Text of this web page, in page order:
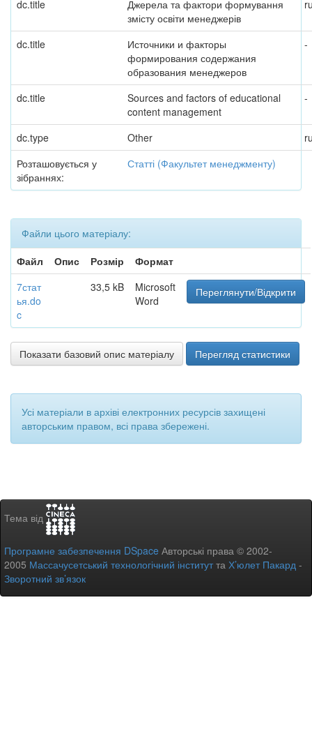
dc.title
Джерела та фактори формування
змісту освіти менеджерів
dc.title
Источники и факторы
формирования содержания
образования менеджеров
-
dc.title
Sources and factors of educational
content management
-
dc.type Other
Розташовується у
зібраннях:
Статті (Факультет менеджменту)
Файли цього матеріалу:
Файл
Опис Розмір
Формат
7стат
ья.do
c
33,5 kB
Microsoft
Word
Переглянути/Відкрити
Показати базовий опис матеріалу Перегляд статистики
Усі матеріали в архіві електронних ресурсів захищені
авторським правом, всі права збережені.
Тема від
Програмне забезпечення DSpace Авторські права © 2002-
2005 Массачусетський технологічний інститутта Х’юлет Пакард -
Зворотний зв’язок